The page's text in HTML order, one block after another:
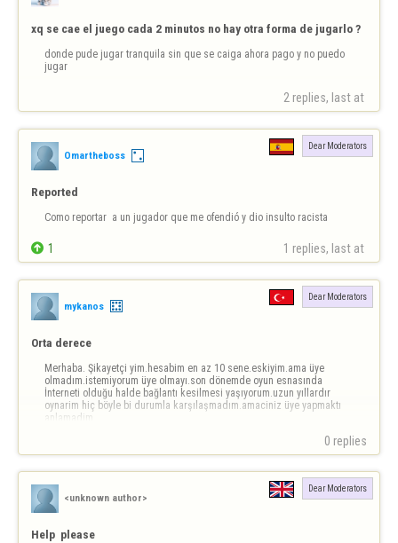
xq se cae el juego cada 2 minutos no hay otra forma de jugarlo ?
donde pude jugar tranquila sin que se caiga ahora pago y no puedo
jugar
2 replies, last at
Omartheboss
Dear Moderators
Reported
Como reportar  a un jugador que me ofendió y dio insulto racista
 1 1 replies, last at
mykanos
Dear Moderators
Orta derece
Merhaba. Şikayetçi yim.hesabim en az 10 sene.eskiyim.ama üye
olmadım.istemiyorum üye olmayı.son dönemde oyun esnasında
İnterneti olduğu halde bağlantı kesilmesi yaşıyorum.uzun yıllardır
oynarim hiç böyle bi durumla karşılaşmadım.amaciniz üye yapmaktı
anlamadim
0 replies
<unknown author>
Dear Moderators
Help  please